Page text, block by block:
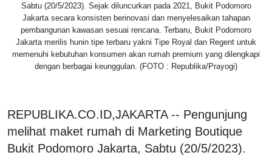
Sabtu (20/5/2023). Sejak diluncurkan pada 2021, Bukit Podomoro
Jakarta secara konsisten berinovasi dan menyelesaikan tahapan
pembangunan kawasan sesuai rencana. Terbaru, Bukit Podomoro
Jakarta merilis hunin tipe terbaru yakni Tipe Royal dan Regent untuk
memenuhi kebutuhan konsumen akan rumah premium yang dilengkapi
dengan berbagai keunggulan. (FOTO : Republika/Prayogi)
REPUBLIKA.CO.ID,JAKARTA -- Pengunjung
melihat maket rumah di Marketing Boutique
Bukit Podomoro Jakarta, Sabtu (20/5/2023).